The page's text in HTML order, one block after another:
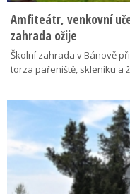
Amfiteátr, venkovní
zahrada ožije
Školní zahrada v Bánově
torza pařeniště, skleníku a